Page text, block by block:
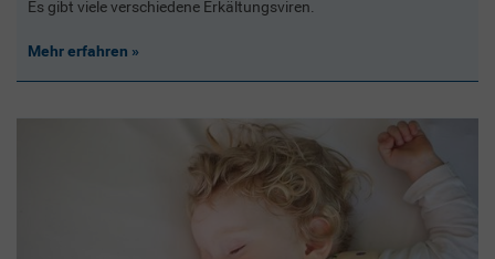
Es gibt viele verschiedene Erkältungsviren.
Mehr erfahren